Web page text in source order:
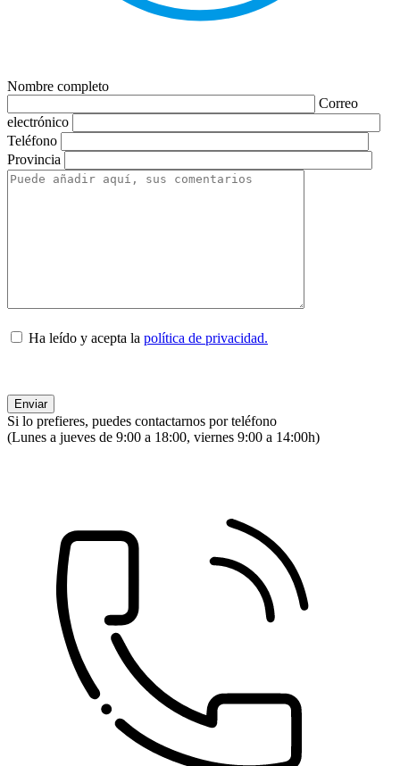
Nombre completo
Correo
electrónico
Teléfono
Provincia
Ha leído y acepta la política de privacidad.
Si lo prefieres, puedes contactarnos por teléfono
(Lunes a jueves de 9:00 a 18:00, viernes 9:00 a 14:00h)